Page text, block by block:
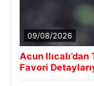
09/08/2026
Acun
Favori